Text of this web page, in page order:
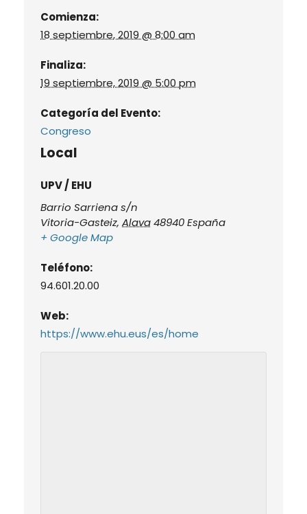
Comienza:
18 septiembre, 2019 @ 8:00 am
Finaliza:
19 septiembre, 2019 @ 5:00 pm
Categoría del Evento:
Congreso
Local
UPV / EHU
Barrio Sarriena s/n
Vitoria-Gasteiz, Alava 48940 España
+ Google Map
Teléfono:
94.601.20.00
Web:
https://www.ehu.eus/es/home